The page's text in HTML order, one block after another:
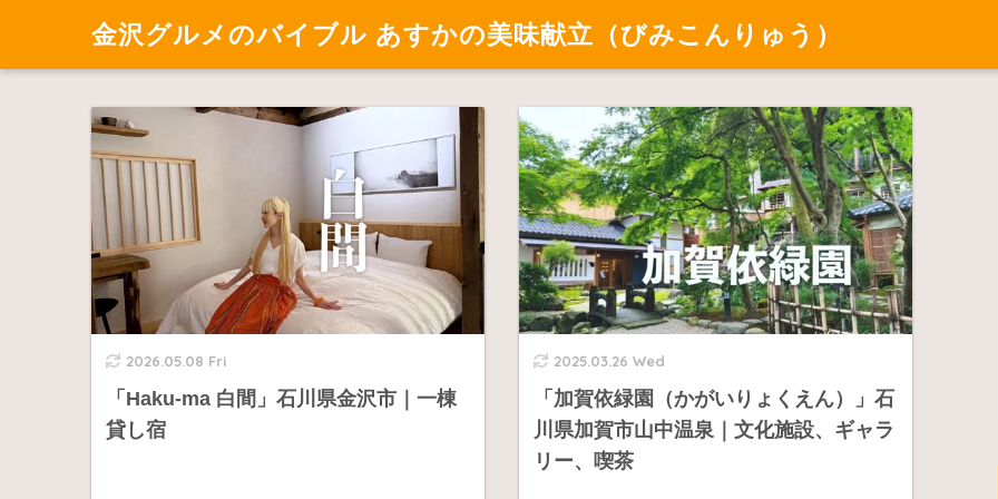
金沢グルメのバイブル あすかの美味献立（びみこんりゅう）
2026.05.08 Fri
「Haku-ma 白間」石川県金沢市｜一棟
貸し宿
2025.03.26 Wed
「加賀依緑園（かがいりょくえん）」石
川県加賀市山中温泉｜文化施設、ギャラ
リー、喫茶